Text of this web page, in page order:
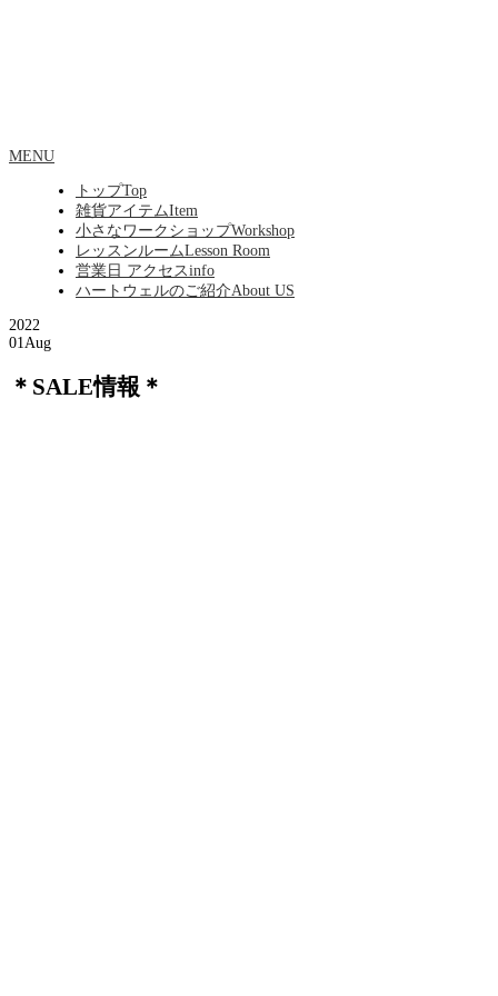
MENU
トップTop
雑貨アイテムItem
小さなワークショップWorkshop
レッスンルームLesson Room
営業日 アクセスinfo
ハートウェルのご紹介About US
2022
01 Aug
＊SALE情報＊